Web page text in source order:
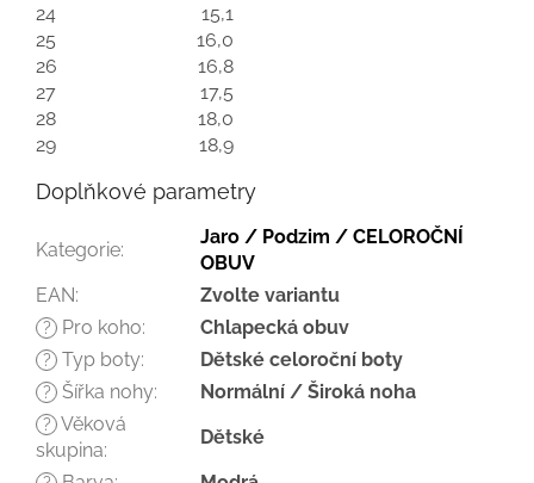
24
15,1
25
16,0
26
16,8
27
17,5
28
18,0
29
18,9
Doplňkové parametry
Kategorie:
Jaro / Podzim / CELOROČNÍ
OBUV
EAN: Zvolte variantu
? Pro koho: Chlapecká obuv
? Typ boty: Dětské celoroční boty
? Šířka nohy: Normální / Široká noha
? Věková
skupina:
Dětské